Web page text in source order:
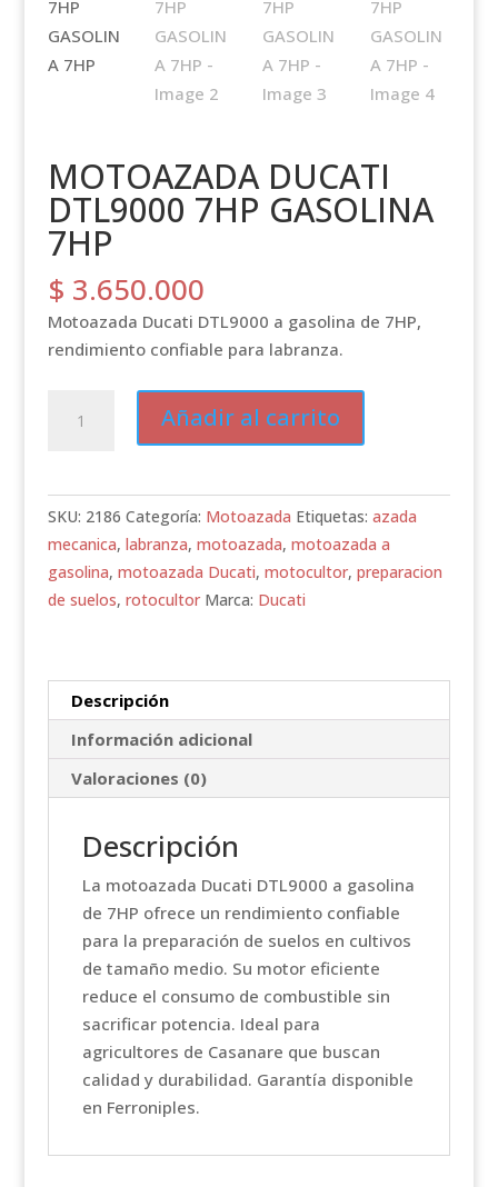
MOTOAZADA DUCATI
DTL9000 7HP GASOLINA
7HP
$ 3.650.000
Motoazada Ducati DTL9000 a gasolina de 7HP,
rendimiento confiable para labranza.
DUCATI
GASOLINA
7HP
cantidad
Añadir al carrito
SKU: 2186 Categoría: Motoazada Etiquetas: azada
mecanica, labranza, motoazada, motoazada a
gasolina, motoazada Ducati, motocultor, preparacion
de suelos, rotocultor Marca: Ducati
Descripción
Información adicional
Valoraciones (0)
Descripción
La motoazada Ducati DTL9000 a gasolina
de 7HP ofrece un rendimiento confiable
para la preparación de suelos en cultivos
de tamaño medio. Su motor eficiente
reduce el consumo de combustible sin
sacrificar potencia. Ideal para
agricultores de Casanare que buscan
calidad y durabilidad. Garantía disponible
en Ferroniples.